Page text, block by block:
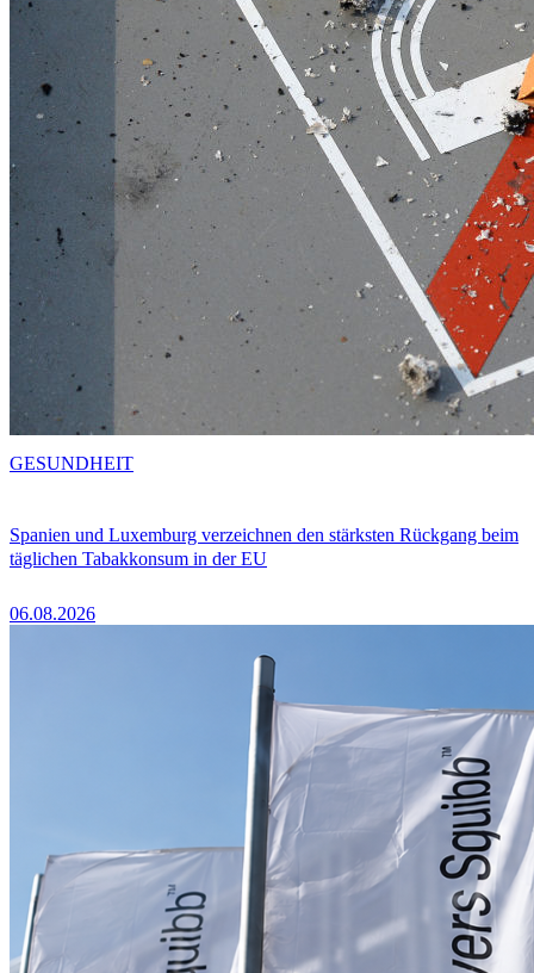
Spanien und Luxemburg verzeichnen den stärksten Rückgang beim
täglichen Tabakkonsum in der EU
06.08.2026
GESUNDHEIT